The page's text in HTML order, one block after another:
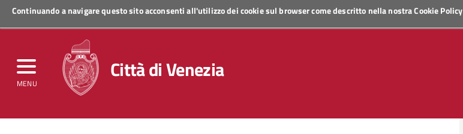
Continuando a navigare questo sito acconsenti all'utilizzo dei cookie sul browser come descritto nella nostraCookie Policy
MENU
Regione Veneto
Città di Venezia